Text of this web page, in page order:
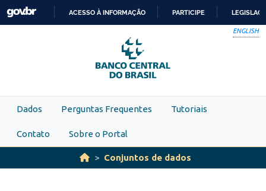
Skip to main content
PARA
O
CONTEÚDO
ACESSO À INFORMAÇÃO PARTICIPE
ENGLISH
Dados Perguntas Frequentes Tutoriais
Contato Sobre o Portal
Conjuntos de dados